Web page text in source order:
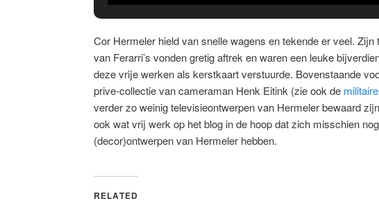
Cor Hermeler hield van snelle wagens en tekende er veel. Zijn
van Ferarri’s vonden gretig aftrek en waren een leuke
deze vrije werken als kerstkaart verstuurde. Bovenstaande
prive-collectie van cameraman Henk Eitink (zie ook de
verder zo weinig televisieontwerpen van Hermeler bewaard
ook wat vrij werk op het blog in de hoop dat zich misschien
(decor)ontwerpen van Hermeler hebben.
RELATED